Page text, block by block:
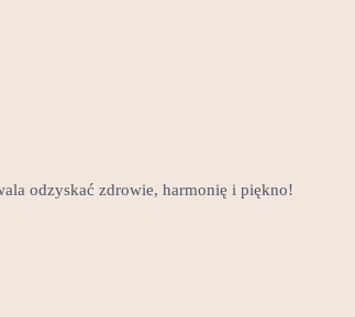
odzyskać zdrowie, harmonię i piękno!